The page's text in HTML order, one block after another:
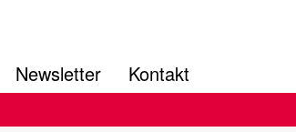
Newsletter Kontakt